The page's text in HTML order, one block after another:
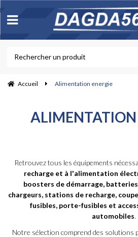
Accueil Alimentation energie
ALIMENTATION
Retrouvez tous les équipements
recharge et à l'alimentation
boosters de démarrage,
chargeurs, stations de recharge,
fusibles, porte-fusibles et
automobiles.
Notre sélection comprend des solutions